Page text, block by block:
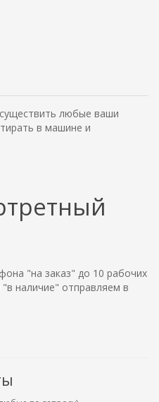
любые ваши
в машине и
"на заказ" до 10 рабочих
наличие" отправляем в